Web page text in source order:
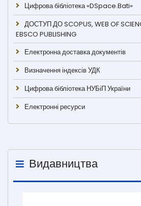
Цифрова бібліотека «DSpace.Bati»
ДОСТУП ДО SCOPUS, WEB OF
EBSCO PUBLISHING
Електронна доставка документів
Визначення індексів УДК
Цифрова бібліотека НУБіП України
Електронні ресурси
Видавництва